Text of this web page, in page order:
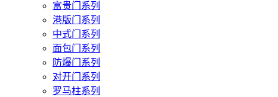
富贵门系列
港版门系列
中式门系列
面包门系列
防爆门系列
对开门系列
罗马柱系列